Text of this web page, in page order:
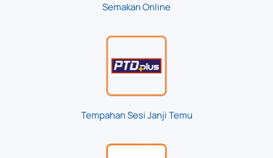
Semakan Online
Tempahan Sesi Janji Temu